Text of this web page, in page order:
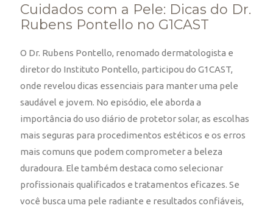
Cuidados com a Pele: Dicas do Dr.
Rubens Pontello no G1CAST
O Dr. Rubens Pontello, renomado dermatologista e
diretor do Instituto Pontello, participou do G1CAST,
onde revelou dicas essenciais para manter uma pele
saudável e jovem. No episódio, ele aborda a
importância do uso diário de protetor solar, as escolhas
mais seguras para procedimentos estéticos e os erros
mais comuns que podem comprometer a beleza
duradoura. Ele também destaca como selecionar
profissionais qualificados e tratamentos eficazes. Se
você busca uma pele radiante e resultados confiáveis,